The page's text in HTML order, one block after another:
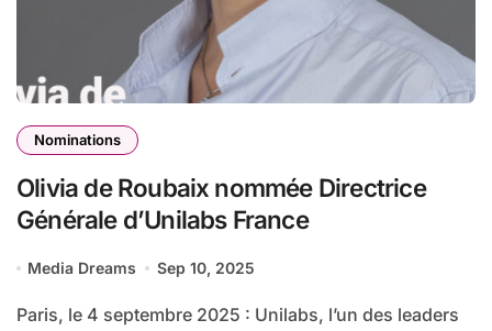
Nominations
Olivia de Roubaix nommée Directrice
Générale d’Unilabs France
Media Dreams Sep 10, 2025
Paris, le 4 septembre 2025 : Unilabs, l’un des leaders